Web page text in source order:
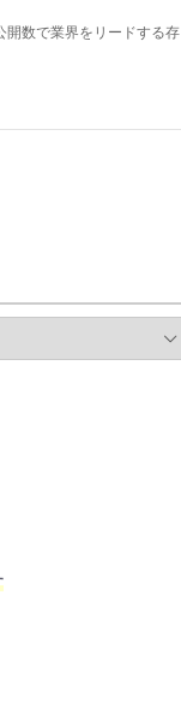
開数で業界をリードする存